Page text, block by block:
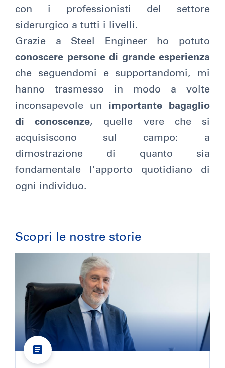
con i professionisti del settore
siderurgico a tutti i livelli.
Grazie a Steel Engineer ho potuto
conoscere persone di grande esperienza
che seguendomi e supportandomi, mi
hanno trasmesso in modo a volte
inconsapevole un importante bagaglio
di conoscenze, quelle vere che si
acquisiscono sul campo: a
dimostrazione di quanto sia
fondamentale l’apporto quotidiano di
ogni individuo.
Scopri le nostre storie